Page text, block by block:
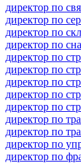
директор по
директор по
директор по
директор по
директор по
директор по
директор по
директор по
директор по
директор по
директор по
директор по
директор по